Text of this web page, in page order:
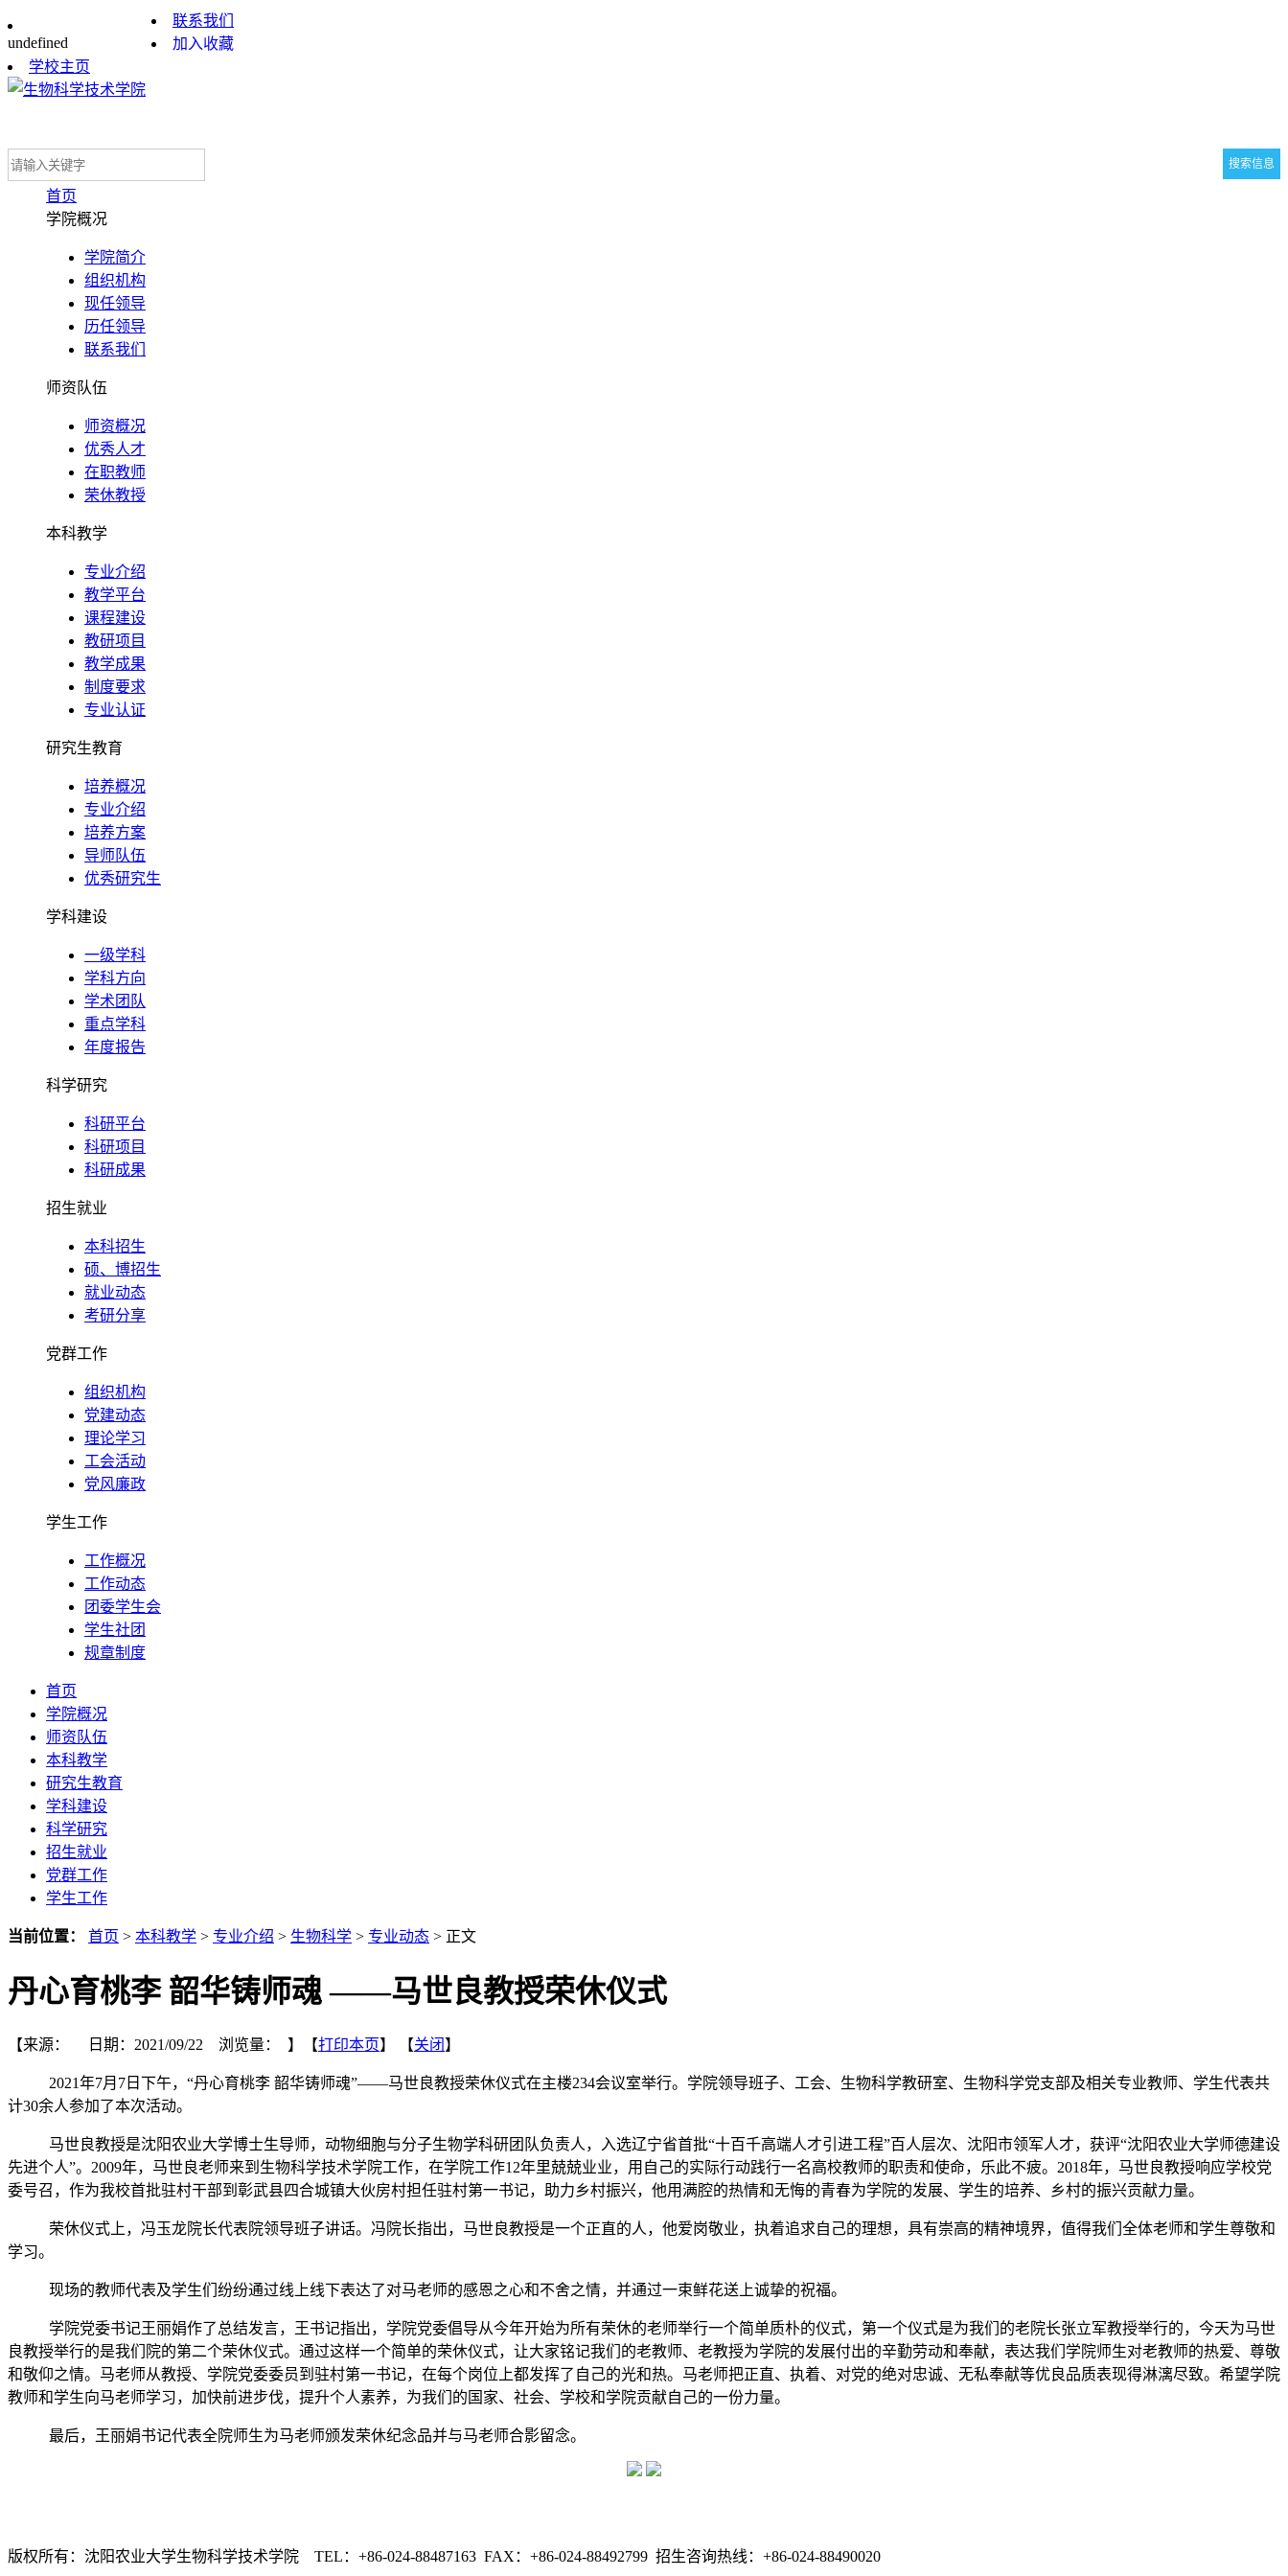
undefined
联系我们
加入收藏
学校主页
首页
学院概况
学院简介
组织机构
现任领导
历任领导
联系我们
师资队伍
师资概况
优秀人才
在职教师
荣休教授
本科教学
专业介绍
教学平台
课程建设
教研项目
教学成果
制度要求
专业认证
研究生教育
培养概况
专业介绍
培养方案
导师队伍
优秀研究生
学科建设
一级学科
学科方向
学术团队
重点学科
年度报告
科学研究
科研平台
科研项目
科研成果
招生就业
本科招生
硕、博招生
就业动态
考研分享
党群工作
组织机构
党建动态
理论学习
工会活动
党风廉政
学生工作
工作概况
工作动态
团委学生会
学生社团
规章制度
首页
学院概况
师资队伍
本科教学
研究生教育
学科建设
科学研究
招生就业
党群工作
学生工作
当前位置： 首页 > 本科教学 > 专业介绍 > 生物科学 > 专业动态 > 正文
丹心育桃李 韶华铸师魂 ——马世良教授荣休仪式
【来源： 日期：2021/09/22 浏览量： 】【打印本页】 【关闭 】
2021年7月7日下午，“丹心育桃李 韶华铸师魂”——马世良教授荣休仪式在主楼234会议室举行。学院领导班子、工会、生物科学教研室、生物科学党支部及相关专业教师、学生代表共
计30余人参加了本次活动。
马世良教授是沈阳农业大学博士生导师，动物细胞与分子生物学科研团队负责人，入选辽宁省首批“十百千高端人才引进工程”百人层次、沈阳市领军人才，获评“沈阳农业大学师德建设
先进个人”。2009年，马世良老师来到生物科学技术学院工作，在学院工作12年里兢兢业业，用自己的实际行动践行一名高校教师的职责和使命，乐此不疲。2018年，马世良教授响应学校党
委号召，作为我校首批驻村干部到彰武县四合城镇大伙房村担任驻村第一书记，助力乡村振兴，他用满腔的热情和无悔的青春为学院的发展、学生的培养、乡村的振兴贡献力量。
荣休仪式上，冯玉龙院长代表院领导班子讲话。冯院长指出，马世良教授是一个正直的人，他爱岗敬业，执着追求自己的理想，具有崇高的精神境界，值得我们全体老师和学生尊敬和
学习。
现场的教师代表及学生们纷纷通过线上线下表达了对马老师的感恩之心和不舍之情，并通过一束鲜花送上诚挚的祝福。
学院党委书记王丽娟作了总结发言，王书记指出，学院党委倡导从今年开始为所有荣休的老师举行一个简单质朴的仪式，第一个仪式是为我们的老院长张立军教授举行的，今天为马世
良教授举行的是我们院的第二个荣休仪式。通过这样一个简单的荣休仪式，让大家铭记我们的老教师、老教授为学院的发展付出的辛勤劳动和奉献，表达我们学院师生对老教师的热爱、尊敬
和敬仰之情。马老师从教授、学院党委委员到驻村第一书记，在每个岗位上都发挥了自己的光和热。马老师把正直、执着、对党的绝对忠诚、无私奉献等优良品质表现得淋漓尽致。希望学院
教师和学生向马老师学习，加快前进步伐，提升个人素养，为我们的国家、社会、学校和学院贡献自己的一份力量。
最后，王丽娟书记代表全院师生为马老师颁发荣休纪念品并与马老师合影留念。
版权所有：沈阳农业大学生物科学技术学院 TEL：+86-024-88487163 FAX：+86-024-88492799 招生咨询热线：+86-024-88490020